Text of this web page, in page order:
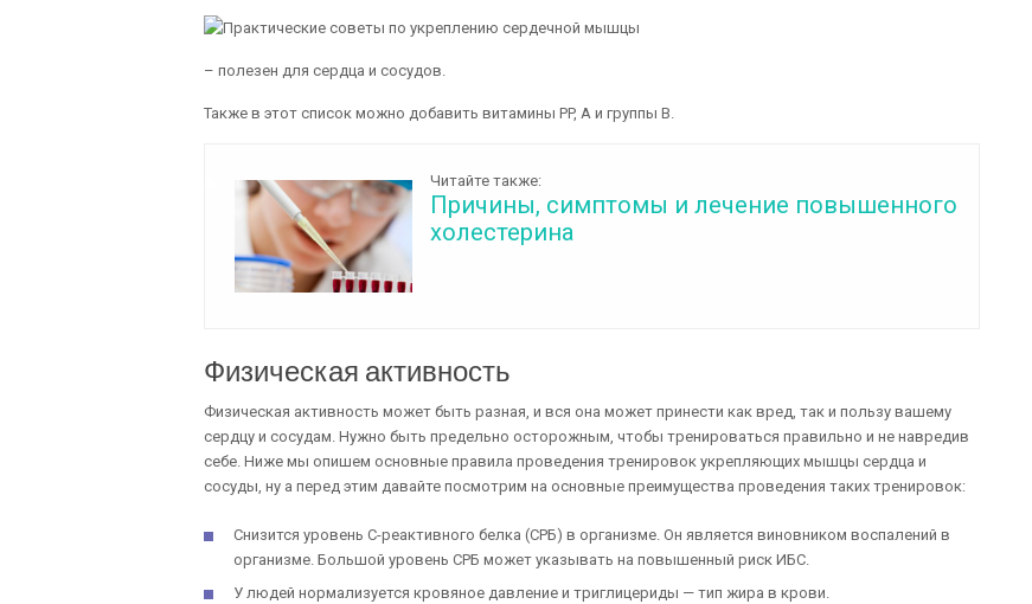
– полезен для сердца и сосудов.
Также в этот список можно добавить витамины PP, A и группы В.
Читайте также:
Причины, симптомы и лечение повышенного
холестерина
Физическая активность
Физическая активность может быть разная, и вся она может принести как вред, так и пользу вашему
сердцу и сосудам. Нужно быть предельно осторожным, чтобы тренироваться правильно и не навредив
себе. Ниже мы опишем основные правила проведения тренировок укрепляющих мышцы сердца и
сосуды, ну а перед этим давайте посмотрим на основные преимущества проведения таких тренировок:
Снизится уровень C-реактивного белка (СРБ) в организме. Он является виновником воспалений в
организме. Большой уровень СРБ может указывать на повышенный риск ИБС.
У людей нормализуется кровяное давление и триглицериды — тип жира в крови.